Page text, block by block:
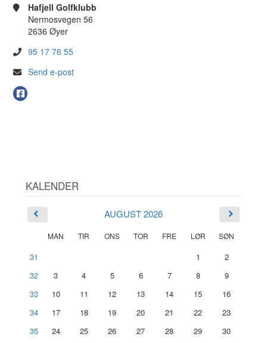
Hafjell Golfklubb
Nermosvegen 56
2636 Øyer
95 17 76 55
Send e-post
KALENDER
AUGUST 2026
MAN TIR ONS TOR FRE LØR SØN
31 1
2
32
3 4 5 6 7 8
9
33
10 11 12 13 14 15
16
34
17 18 19 20 21 22
23
35
24 25 26 27 28 29
30